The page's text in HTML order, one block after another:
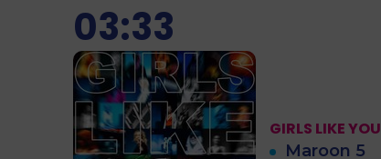
03:33
GIRLS LIKE YOU
Maroon 5